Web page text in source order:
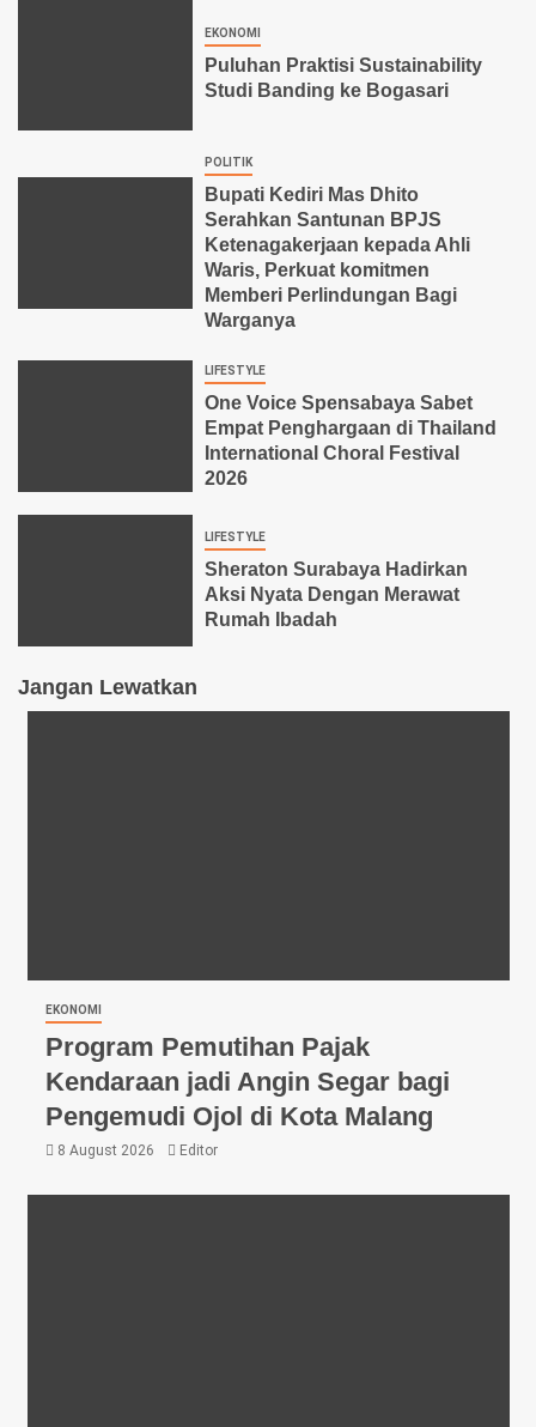
EKONOMI
Puluhan Praktisi Sustainability
Studi Banding ke Bogasari
POLITIK
Bupati Kediri Mas Dhito
Serahkan Santunan BPJS
Ketenagakerjaan kepada Ahli
Waris, Perkuat komitmen
Memberi Perlindungan Bagi
Warganya
LIFESTYLE
One Voice Spensabaya Sabet
Empat Penghargaan di Thailand
International Choral Festival
2026
LIFESTYLE
Sheraton Surabaya Hadirkan
Aksi Nyata Dengan Merawat
Rumah Ibadah
Jangan Lewatkan
EKONOMI
Program Pemutihan Pajak
Kendaraan jadi Angin Segar bagi
Pengemudi Ojol di Kota Malang
8 August 2026 Editor